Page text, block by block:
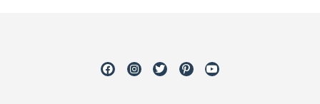
FacebookInstagram
TwitterPinterestYoutube